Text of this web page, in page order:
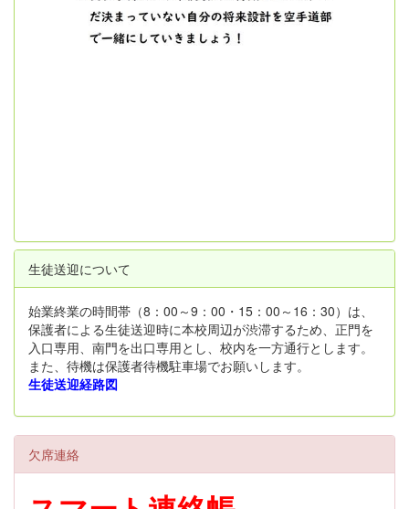
生徒送迎について
始業終業の時間帯（8：00～9：00・15：00～16：30）は、
保護者による生徒送迎時に本校周辺が渋滞するため、正門を
入口専用、南門を出口専用とし、校内を一方通行とします。
また、待機は保護者待機駐車場でお願いします。
生徒送迎経路図
欠席連絡